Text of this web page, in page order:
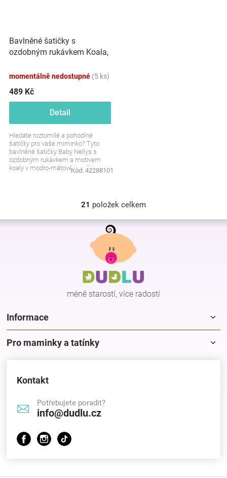
Bavlněné šatičky s
ozdobným rukávkem Koala,
mátová
momentálně nedostupné (5 ks)
489 Kč
Detail
Hledáte roztomilé a pohodlné
šatičky pro vaše miminko? Tyto
bavlněné šatičky Baby Nellys s
ozdobným rukávkem a motivem
koaly v modro-mátové barvě jsou
Kód: 42288101
O
v
l
d
a
c
í
p
r
21 položek celkem
Z
méně starostí, více radostí
Informace
Pro maminky a tatínky
Kontakt
Potřebujete poradit?
info@dudlu.cz